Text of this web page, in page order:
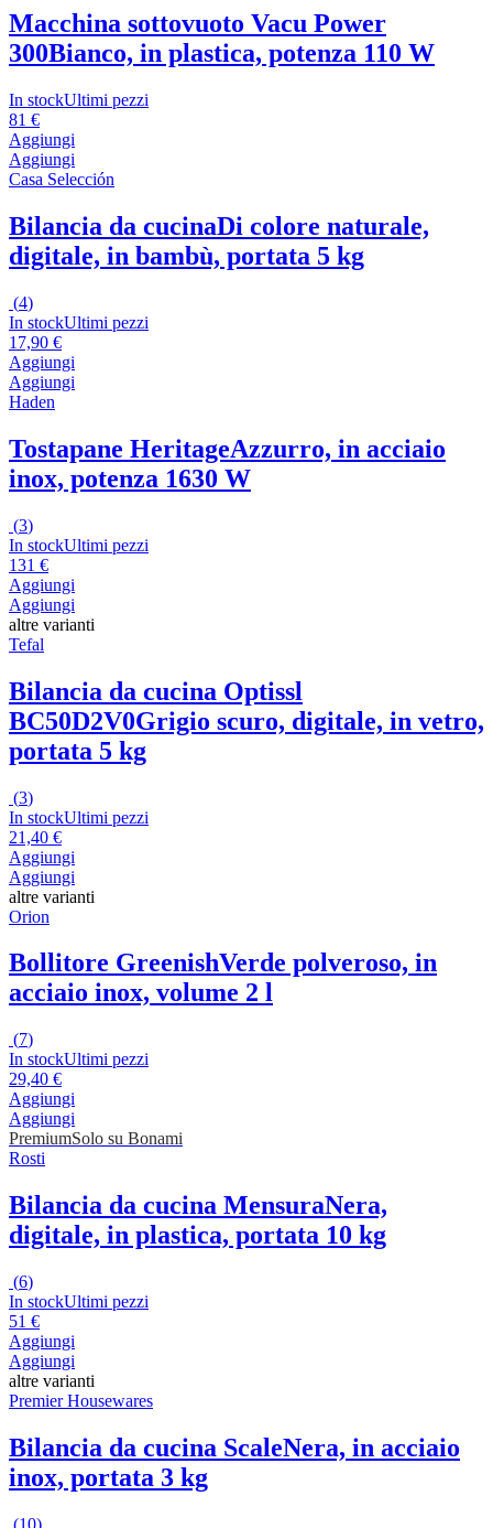
Macchina sottovuoto Vacu Power
300Bianco, in plastica, potenza 110 W
In stockUltimi pezzi
81 €
Aggiungi
Aggiungi
Casa Selección
Bilancia da cucinaDi colore naturale,
digitale, in bambù, portata 5 kg
(4)
In stockUltimi pezzi
17,90 €
Aggiungi
Aggiungi
Haden
Tostapane HeritageAzzurro, in acciaio
inox, potenza 1630 W
(3)
In stockUltimi pezzi
131 €
Aggiungi
Aggiungi
altre varianti
Tefal
Bilancia da cucina Optissl
BC50D2V0Grigio scuro, digitale, in vetro,
portata 5 kg
(3)
In stockUltimi pezzi
21,40 €
Aggiungi
Aggiungi
altre varianti
Orion
Bollitore GreenishVerde polveroso, in
acciaio inox, volume 2 l
(7)
In stockUltimi pezzi
29,40 €
Aggiungi
Aggiungi
PremiumSolo su Bonami
Rosti
Bilancia da cucina MensuraNera,
digitale, in plastica, portata 10 kg
(6)
In stockUltimi pezzi
51 €
Aggiungi
Aggiungi
altre varianti
Premier Housewares
Bilancia da cucina ScaleNera, in acciaio
inox, portata 3 kg
(10)